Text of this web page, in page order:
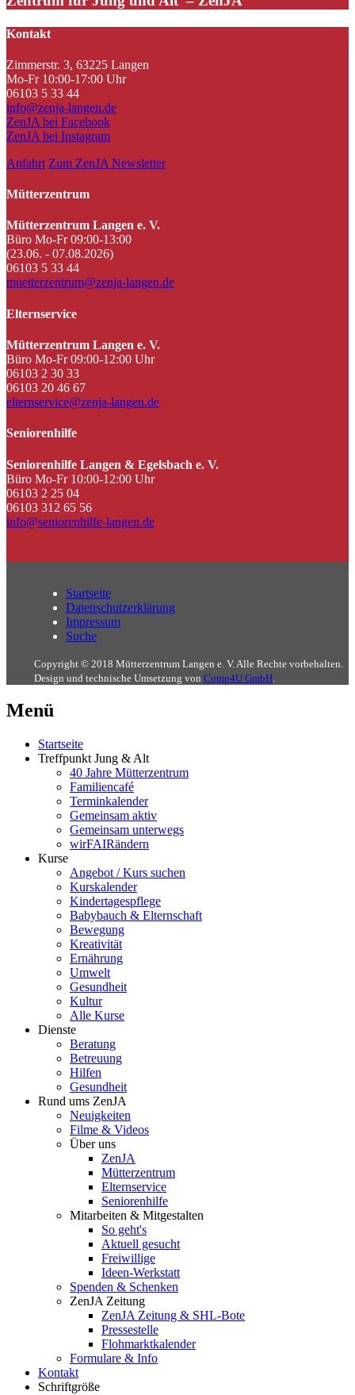
Kontakt
Zimmerstr. 3, 63225 Langen
Mo-Fr 10:00-17:00 Uhr
06103 5 33 44
info@zenja-langen.de
ZenJA bei Facebook
ZenJA bei Instagram
Anfahrt Zum ZenJA Newsletter
Mütterzentrum
Mütterzentrum Langen e. V.
Büro Mo-Fr 09:00-13:00
(23.06. - 07.08.2026)
06103 5 33 44
muetterzentrum@zenja-langen.de
Elternservice
Mütterzentrum Langen e. V.
Büro Mo-Fr 09:00-12:00 Uhr
06103 2 30 33
06103 20 46 67
elternservice@zenja-langen.de
Seniorenhilfe
Seniorenhilfe Langen & Egelsbach e. V.
Büro Mo-Fr 10:00-12:00 Uhr
06103 2 25 04
06103 312 65 56
info@seniorenhilfe-langen.de
Startseite
Datenschutzerklärung
Impressum
Suche
Copyright © 2018 Mütterzentrum Langen e. V. Alle Rechte vorbehalten.
Design und technische Umsetzung von Comp4U GmbH
Menü
Startseite
Treffpunkt Jung & Alt
40 Jahre Mütterzentrum
Familiencafé
Terminkalender
Gemeinsam aktiv
Gemeinsam unterwegs
wirFAIRändern
Kurse
Angebot / Kurs suchen
Kurskalender
Kindertagespflege
Babybauch & Elternschaft
Bewegung
Kreativität
Ernährung
Umwelt
Gesundheit
Kultur
Alle Kurse
Dienste
Beratung
Betreuung
Hilfen
Gesundheit
Rund ums ZenJA
Neuigkeiten
Filme & Videos
Über uns
ZenJA
Mütterzentrum
Elternservice
Seniorenhilfe
Mitarbeiten & Mitgestalten
So geht's
Aktuell gesucht
Freiwillige
Ideen-Werkstatt
Spenden & Schenken
ZenJA Zeitung
ZenJA Zeitung & SHL-Bote
Pressestelle
Flohmarktkalender
Formulare & Info
Kontakt
Schriftgröße